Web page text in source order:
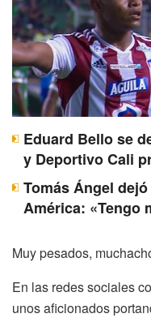
Eduard Bello se
y Deportivo Cali
Tomás Ángel
América: «Tengo
Muy pesados,
En las redes sociales
unos aficionados